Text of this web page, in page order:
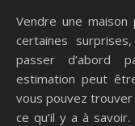
Vendre une maison peut cacher certains pièges, comme
certaines
passer d’abord
estimation peut
vous pouvez trouver
ce qu’il y a à